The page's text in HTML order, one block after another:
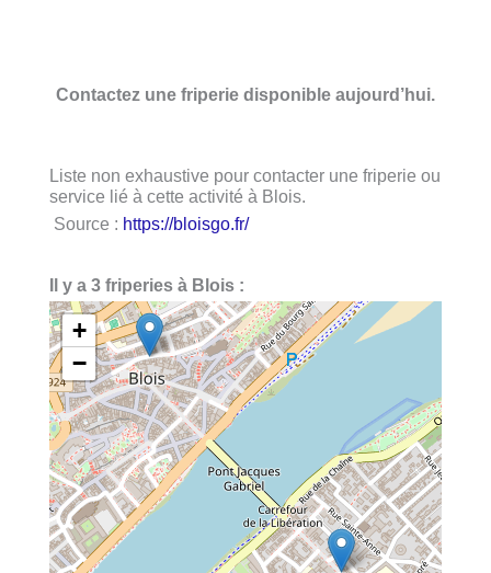
Contactez une friperie disponible aujourd’hui.
Liste non exhaustive pour contacter une friperie ou
service lié à cette activité à Blois.
Source : https://bloisgo.fr/
Il y a 3 friperies à Blois :
+
−